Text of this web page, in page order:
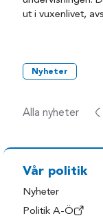
ut i vuxenlivet,
Nyheter
Alla nyheter
Vår politik
Nyheter
Politik A-Ö